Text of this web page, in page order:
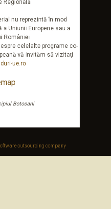
Regională
nu reprezintă în mod
Uniunii Europene sau a
României
celelalte programe co-
vă invităm să vizitaţi
ue.ro
Botosani
outsourcing company